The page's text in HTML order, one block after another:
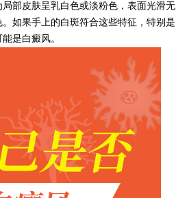
部皮肤呈乳白色或淡粉色，表面光滑无
如果手上的白斑符合这些特征，特别是
是白癜风。